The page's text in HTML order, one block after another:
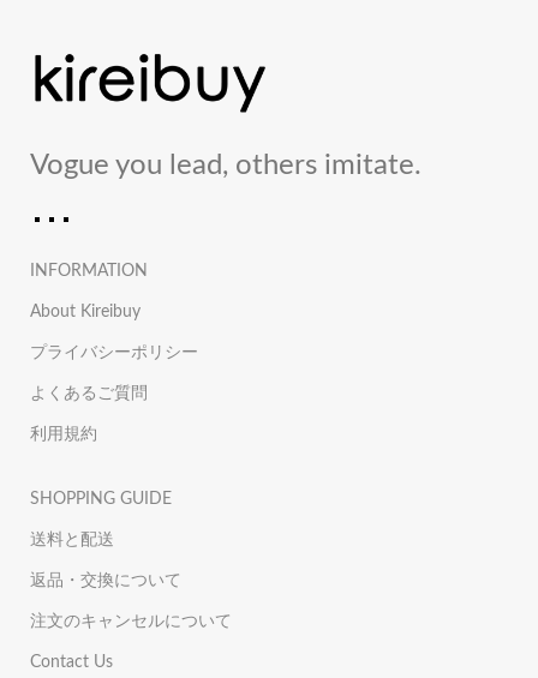
Vogue you lead, others imitate.
INFORMATION
About Kireibuy
プライバシーポリシー
よくあるご質問
利用規約
SHOPPING GUIDE
送料と配送
返品・交換について
注文のキャンセルについて
Contact Us